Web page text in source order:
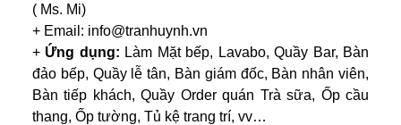
( Ms. Mi)
+ Email: info@tranhuynh.vn
+ Ứng dụng: Làm Mặt bếp, Lavabo, Quầy Bar, Bàn
đảo bếp, Quầy lễ tân, Bàn giám đốc, Bàn nhân viên,
Bàn tiếp khách, Quầy Order quán Trà sữa, Ốp cầu
thang, Ốp tường, Tủ kệ trang trí, vv…